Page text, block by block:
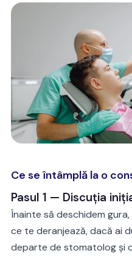
Ce se întâmplă la o
Pasul 1 — Discuția
Înainte să deschidem
ce te deranjează, dacă ai
departe de stomatolog și